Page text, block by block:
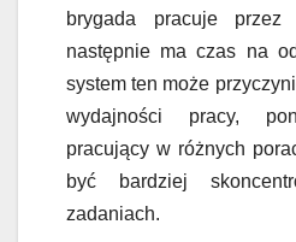
brygada pracuje
następnie ma czas na
system ten może
wydajności pracy,
pracujący w różnych
być bardziej
zadaniach.